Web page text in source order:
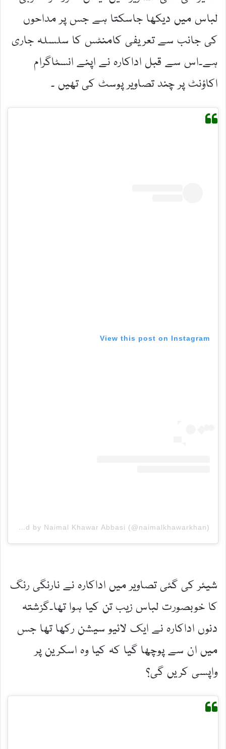
لباس میں دیکھا جاسکتا ہے جس پر مداحوں
کی جانب سے تعریفی کامنٹس کا سلسلہ جاری
ہے۔اس سے قبل اداکارہ نے اپنے انسٹاگرام
اکاؤنٹ پر چند تصاویر پوسٹ کی تھیں ۔
View this post on Instagram
A post shared by Naimal Khawar Abbasi (@naimalkhawarkhan)
شیئر کی گئی تصاویر میں اداکارہ نے نارنگی رنگ
کا خوبصورت لباس زیب تن کیا ہوا تھا۔گزشتہ
دنوں اداکارہ نے ایک لائیو سیشن رکھا تھا جس
میں ان سے پوچھا گیا کہ کیا وہ اسکرین پر
واپسی کریں گی؟